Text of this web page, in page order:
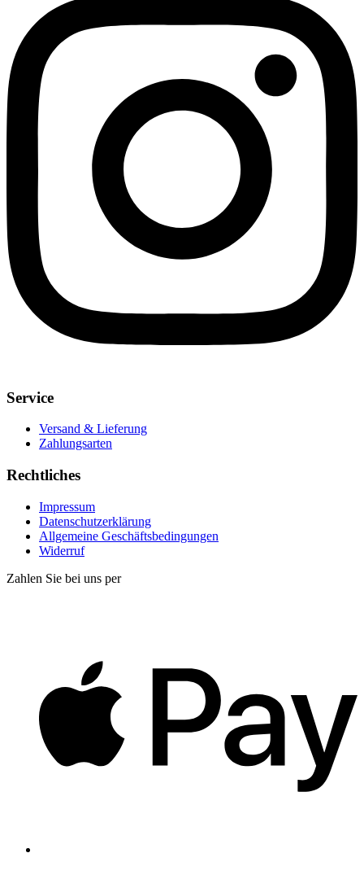
Service
Versand & Lieferung
Zahlungsarten
Rechtliches
Impressum
Datenschutzerklärung
Allgemeine Geschäftsbedingungen
Widerruf
Zahlen Sie bei uns per